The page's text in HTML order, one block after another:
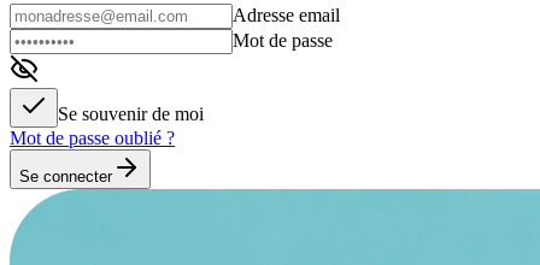
Adresse email
Mot de passe
Se souvenir de moi
Mot de passe oublié ?
Se connecter